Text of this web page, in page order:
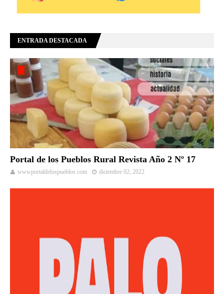
ENTRADA DESTACADA
Portal de los Pueblos Rural Revista Año 2 Nº 17
wwwportaldelospueblos.com diciembre 02, 2022